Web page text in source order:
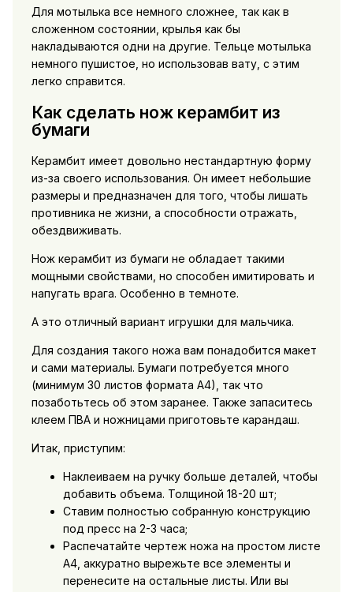
Для мотылька все немного сложнее, так как в
сложенном состоянии, крылья как бы
накладываются одни на другие. Тельце мотылька
немного пушистое, но использовав вату, с этим
легко справится.
Как сделать нож керамбит из
бумаги
Керамбит имеет довольно нестандартную форму
из-за своего использования. Он имеет небольшие
размеры и предназначен для того, чтобы лишать
противника не жизни, а способности отражать,
обездвиживать.
Нож керамбит из бумаги не обладает такими
мощными свойствами, но способен имитировать и
напугать врага. Особенно в темноте.
А это отличный вариант игрушки для мальчика.
Для создания такого ножа вам понадобится макет
и сами материалы. Бумаги потребуется много
(минимум 30 листов формата А4), так что
позаботьтесь об этом заранее. Также запаситесь
клеем ПВА и ножницами приготовьте карандаш.
Итак, приступим:
Наклеиваем на ручку больше деталей, чтобы
добавить объема. Толщиной 18-20 шт;
Ставим полностью собранную конструкцию
под пресс на 2-3 часа;
Распечатайте чертеж ножа на простом листе
А4, аккуратно вырежьте все элементы и
перенесите на остальные листы. Или вы